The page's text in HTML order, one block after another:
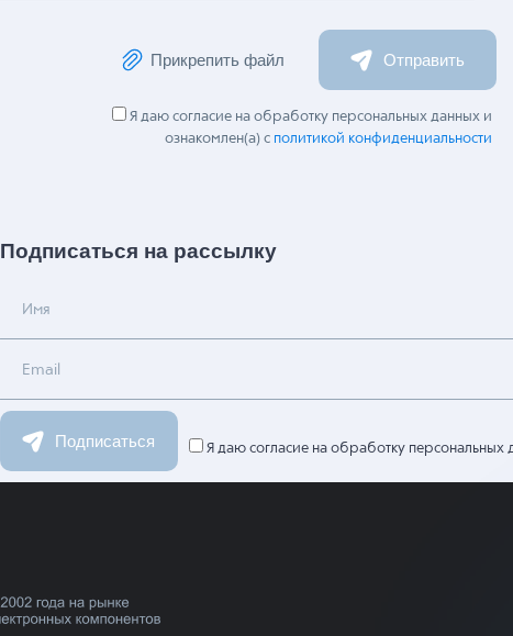
Прикрепить файл Отправить
Я даю согласие на обработку персональных данных и
ознакомлен(а) с политикой конфиденциальности
Подписаться на рассылку
Имя
Email
Подписаться Я даю согласие на обработку персональных